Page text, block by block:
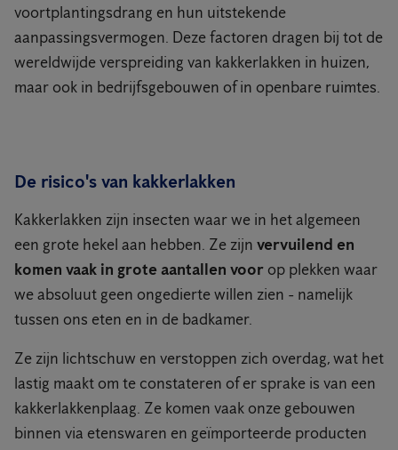
voortplantingsdrang en hun uitstekende
aanpassingsvermogen. Deze factoren dragen bij tot de
wereldwijde verspreiding van kakkerlakken in huizen,
maar ook in bedrijfsgebouwen of in openbare ruimtes.
De risico's van kakkerlakken
Kakkerlakken zijn insecten waar we in het algemeen
een grote hekel aan hebben. Ze zijn vervuilend en
komen vaak in grote aantallen voor op plekken waar
we absoluut geen ongedierte willen zien - namelijk
tussen ons eten en in de badkamer.
Ze zijn lichtschuw en verstoppen zich overdag,wat het
lastig maakt om te constateren of er sprake is van een
kakkerlakkenplaag. Ze komen vaak onze gebouwen
binnen via etenswaren en geïmporteerde producten